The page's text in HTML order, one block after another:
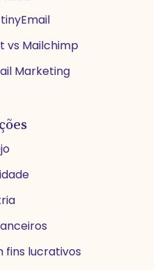
vs Mailchimp
Marketing
fins lucrativos